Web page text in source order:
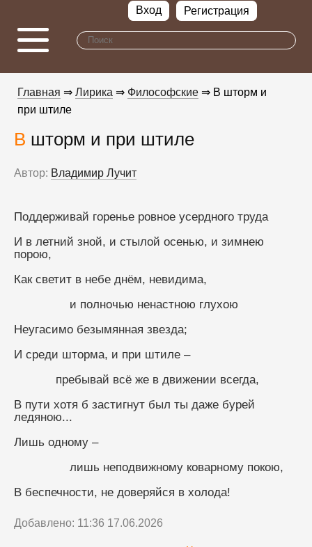
Вход Регистрация
Главная ⇒ Лирика ⇒ Философские ⇒ В шторм и
при штиле
В шторм и при штиле
Автор: Владимир Лучит
Поддерживай горенье ровное усердного труда
И в летний зной, и стылой осенью, и зимнею
порою,
Как светит в небе днём, невидима,
                и полночью ненастною глухою
Неугасимо безымянная звезда;
И среди шторма, и при штиле –
            пребывай всё же в движении всегда,
В пути хотя б застигнут был ты даже бурей
ледяною...
Лишь одному –
                лишь неподвижному коварному покою,
В беспечности, не доверяйся в холода!
Добавлено: 11:36 17.06.2026